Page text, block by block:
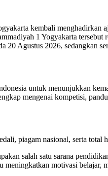
kembali
1 Yogyakarta tersebut
20 Agustus 2026, sedangkan
untuk menunjukkan
mengenai kompetisi,
piagam nasional, serta total
salah satu sarana
motivasi belajar,